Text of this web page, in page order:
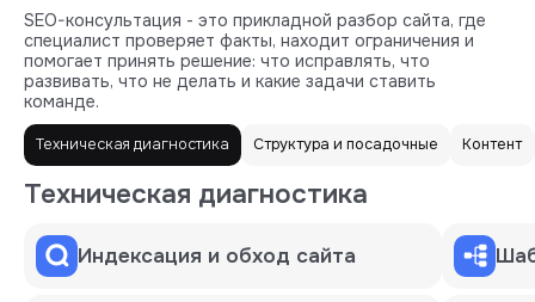
SEO-консультация - это прикладной разбор сайта, где
специалист проверяет факты, находит ограничения и
помогает принять решение: что исправлять, что
развивать, что не делать и какие задачи ставить
команде.
Техническая диагностика Структура и посадочные Контент
Техническая диагностика
Индексация и обход сайта